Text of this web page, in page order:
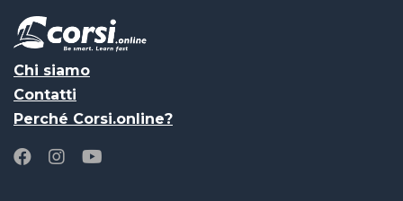
Chi siamo
Contatti
Perché Corsi.online?